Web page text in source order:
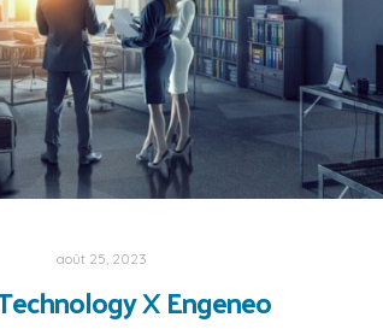
août 25, 2023
X Engeneo